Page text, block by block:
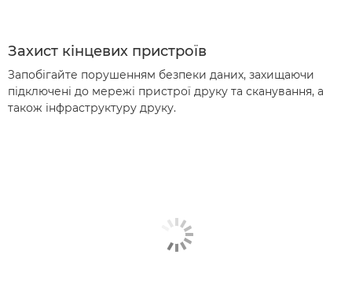
Захист кінцевих пристроїв
Запобігайте порушенням безпеки даних, захищаючи
підключені до мережі пристрої друку та сканування, а
також інфраструктуру друку.